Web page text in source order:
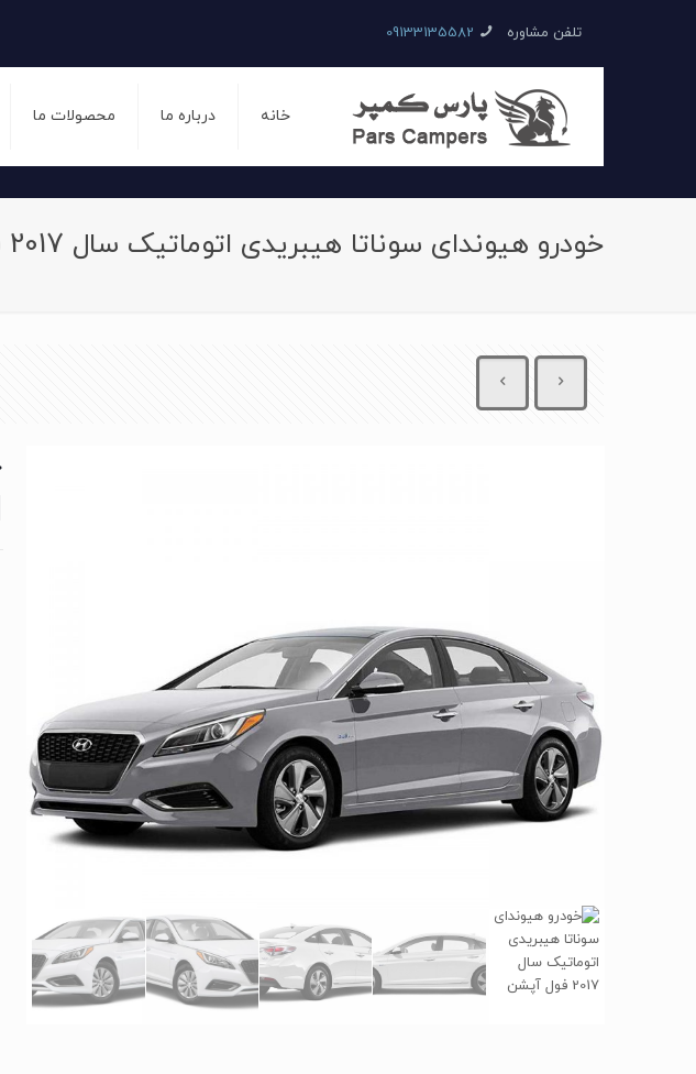
تلفن مشاوره 09133135582
خانه درباره ما محصولات ما
خودرو هیوندای سوناتا هیبریدی اتوماتیک سال 2017 فول آپشن